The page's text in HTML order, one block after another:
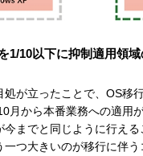
1/10以下に抑制適用領
処が立ったことで、OS移
月から本番業務への適用
今までと同じように行え
一つ大きいのが移行に伴